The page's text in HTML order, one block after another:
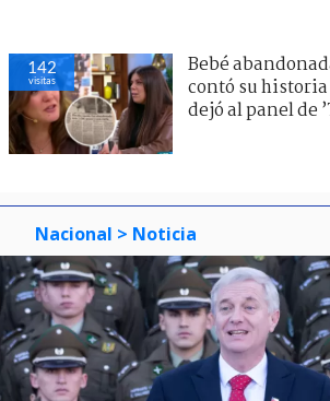
142
visitas
Bebé
contó su
dejó al panel de
Nacional > Noticia